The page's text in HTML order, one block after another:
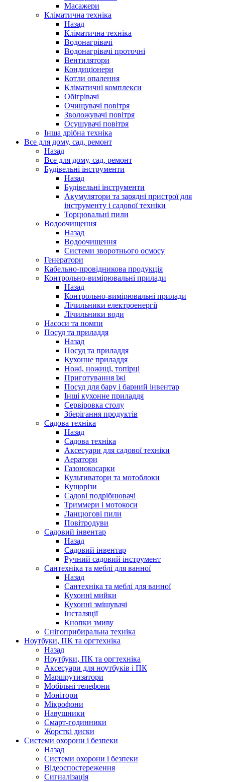
Масажери
Кліматична техніка
Назад
Кліматична техніка
Водонагрівачі
Водонагрівачі проточні
Вентилятори
Кондиціонери
Котли опалення
Кліматичні комплекси
Обігрівачі
Очищувачі повітря
Зволожувачі повітря
Осушувачі повітря
Інша дрібна техніка
Все для дому, сад, ремонт
Назад
Все для дому, сад, ремонт
Будівельні інструменти
Назад
Будівельні інструменти
Акумулятори та зарядні пристрої для
інструменту і садової техніки
Торцювальні пили
Водоочищення
Назад
Водоочищення
Системи зворотнього осмосу
Генератори
Кабельно-провідникова продукція
Контрольно-вимірювальні прилади
Назад
Контрольно-вимірювальні прилади
Лічильники електроенергії
Лічильники води
Насоси та помпи
Посуд та приладдя
Назад
Посуд та приладдя
Кухонне приладдя
Ножі, ножиці, топірці
Приготування їжі
Посуд для бару і барний інвентар
Інші кухонне приладдя
Сервіровка столу
Зберігання продуктів
Садова техніка
Назад
Садова техніка
Аксесуари для садової техніки
Аератори
Газонокосарки
Культиватори та мотоблоки
Кущорізи
Садові подрібнювачі
Триммери і мотокоси
Ланцюгові пили
Повітродуви
Садовий інвентар
Назад
Садовий інвентар
Ручний садовий інструмент
Сантехніка та меблі для ванної
Назад
Сантехніка та меблі для ванної
Кухонні мийки
Кухонні змішувачі
Інсталяції
Кнопки змиву
Снігоприбиральна техніка
Ноутбуки, ПК та оргтехніка
Назад
Ноутбуки, ПК та оргтехніка
Аксесуари для ноутбуків і ПК
Маршрутизатори
Мобільні телефони
Монітори
Мікрофони
Навушники
Смарт-годинники
Жорсткі диски
Системи охорони і безпеки
Назад
Системи охорони і безпеки
Відеоспостереження
Сигналізація